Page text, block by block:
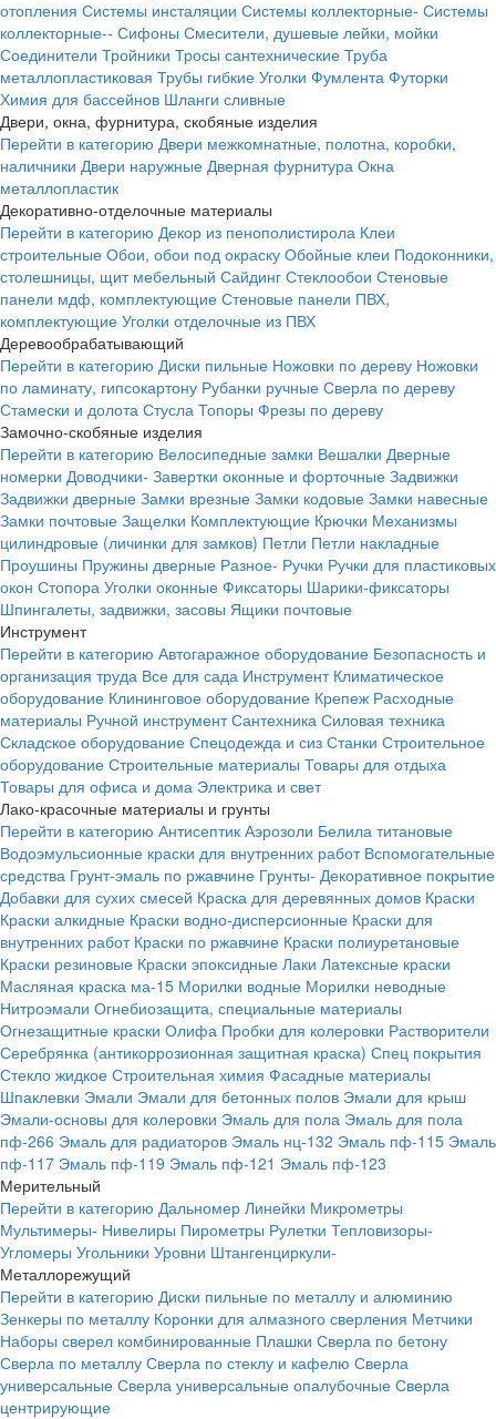
отопления Системы инсталяции Системы коллекторные- Системы
коллекторные-- Сифоны Смесители, душевые лейки, мойки
Соединители Тройники Тросы сантехнические Труба
металлопластиковая Трубы гибкие Уголки Фумлента Футорки
Химия для бассейнов Шланги сливные
Двери, окна, фурнитура, скобяные изделия
Перейти в категорию Двери межкомнатные, полотна, коробки,
наличники Двери наружные Дверная фурнитура Окна
металлопластик
Декоративно-отделочные материалы
Перейти в категорию Декор из пенополистирола Клеи
строительные Обои, обои под окраску Обойные клеи Подоконники,
столешницы, щит мебельный Сайдинг Стеклообои Стеновые
панели мдф, комплектующие Стеновые панели ПВХ,
комплектующие Уголки отделочные из ПВХ
Деревообрабатывающий
Перейти в категорию Диски пильные Ножовки по дереву Ножовки
по ламинату, гипсокартону Рубанки ручные Сверла по дереву
Стамески и долота Стусла Топоры Фрезы по дереву
Замочно-скобяные изделия
Перейти в категорию Велосипедные замки Вешалки Дверные
номерки Доводчики- Завертки оконные и форточные Задвижки
Задвижки дверные Замки врезные Замки кодовые Замки навесные
Замки почтовые Защелки Комплектующие Крючки Механизмы
цилиндровые (личинки для замков) Петли Петли накладные
Проушины Пружины дверные Разное- Ручки Ручки для пластиковых
окон Стопора Уголки оконные Фиксаторы Шарики-фиксаторы
Шпингалеты, задвижки, засовы Ящики почтовые
Инструмент
Перейти в категорию Автогаражное оборудование Безопасность и
организация труда Все для сада Инструмент Климатическое
оборудование Клининговое оборудование Крепеж Расходные
материалы Ручной инструмент Сантехника Силовая техника
Складское оборудование Спецодежда и сиз Станки Строительное
оборудование Строительные материалы Товары для отдыха
Товары для офиса и дома Электрика и свет
Лако-красочные материалы и грунты
Перейти в категорию Антисептик Аэрозоли Белила титановые
Водоэмульсионные краски для внутренних работ Вспомогательные
средства Грунт-эмаль по ржавчине Грунты- Декоративное покрытие
Добавки для сухих смесей Краска для деревянных домов Краски
Краски алкидные Краски водно-дисперсионные Краски для
внутренних работ Краски по ржавчине Краски полиуретановые
Краски резиновые Краски эпоксидные Лаки Латексные краски
Масляная краска ма-15 Морилки водные Морилки неводные
Нитроэмали Огнебиозащита, специальные материалы
Огнезащитные краски Олифа Пробки для колеровки Растворители
Серебрянка (антикоррозионная защитная краска) Спец покрытия
Стекло жидкое Строительная химия Фасадные материалы
Шпаклевки Эмали Эмали для бетонных полов Эмали для крыш
Эмали-основы для колеровки Эмаль для пола Эмаль для пола
пф-266 Эмаль для радиаторов Эмаль нц-132 Эмаль пф-115 Эмаль
пф-117 Эмаль пф-119 Эмаль пф-121 Эмаль пф-123
Мерительный
Перейти в категорию Дальномер Линейки Микрометры
Мультимеры- Нивелиры Пирометры Рулетки Тепловизоры-
Угломеры Угольники Уровни Штангенциркули-
Металлорежущий
Перейти в категорию Диски пильные по металлу и алюминию
Зенкеры по металлу Коронки для алмазного сверления Метчики
Наборы сверел комбинированные Плашки Сверла по бетону
Сверла по металлу Сверла по стеклу и кафелю Сверла
универсальные Сверла универсальные опалубочные Сверла
центрирующие